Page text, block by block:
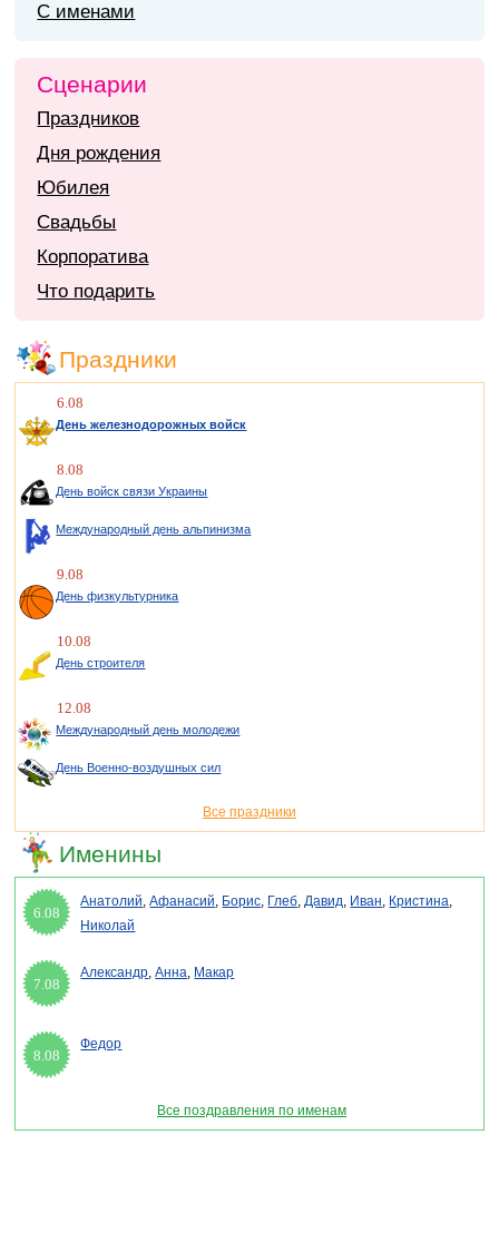
С именами
Сценарии
Праздников
Дня рождения
Юбилея
Свадьбы
Корпоратива
Что подарить
Праздники
6.08
День железнодорожных войск
8.08
День войск связи Украины
Международный день альпинизма
9.08
День физкультурника
10.08
День строителя
12.08
Международный день молодежи
День Военно-воздушных сил
Все праздники
Именины
6.08
Анатолий,Афанасий, Борис, Глеб,Давид, Иван, Кристина,
Николай
7.08
Александр,Анна, Макар
8.08
Федор
Все поздравления по именам